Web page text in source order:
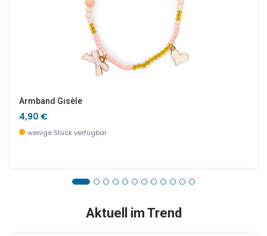
Armband Gisèle
4,90 €
wenige Stück verfügbar
Aktuell im Trend